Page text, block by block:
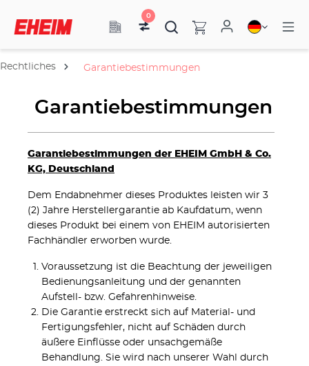
0
Rechtliches Garantiebestimmungen
Garantiebestimmungen
Garantiebestimmungen der EHEIM GmbH & Co.
KG, Deutschland
Dem Endabnehmer dieses Produktes leisten wir 3
(2) Jahre Herstellergarantie ab Kaufdatum, wenn
dieses Produkt bei einem von EHEIM autorisierten
Fachhändler erworben wurde.
Voraussetzung ist die Beachtung der jeweiligen
Bedienungsanleitung und der genannten
Aufstell- bzw. Gefahrenhinweise.
Die Garantie erstreckt sich auf Material- und
Fertigungsfehler, nicht auf Schäden durch
äußere Einflüsse oder unsachgemäße
Behandlung. Sie wird nach unserer Wahl durch